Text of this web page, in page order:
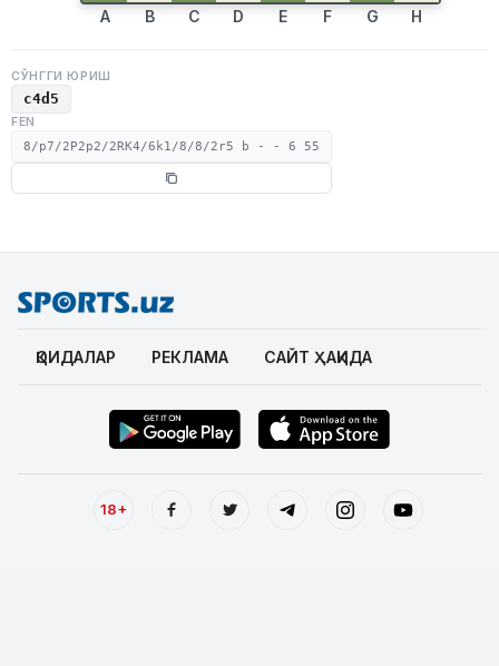
A B C D E F G H
СЎНГГИ ЮРИШ
c4d5
FEN
8/p7/2P2p2/2RK4/6k1/8/8/2r5 b - - 6 55
ҚОИДАЛАР РЕКЛАМА САЙТ ҲАҚИДА
18+